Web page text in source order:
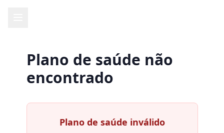
Plano de saúde não
encontrado
Plano de saúde inválido